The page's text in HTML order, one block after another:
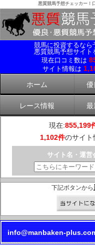
悪質競馬予想チェッカー！
競馬に投資するなら
悪質競馬予想サイト
現在口コミ数は
サイト情報は
ホーム 優
レース情報 最
現在:855,199
1,102件のサイト
サイト名・運営
下記ボタンから
info@manbaken-